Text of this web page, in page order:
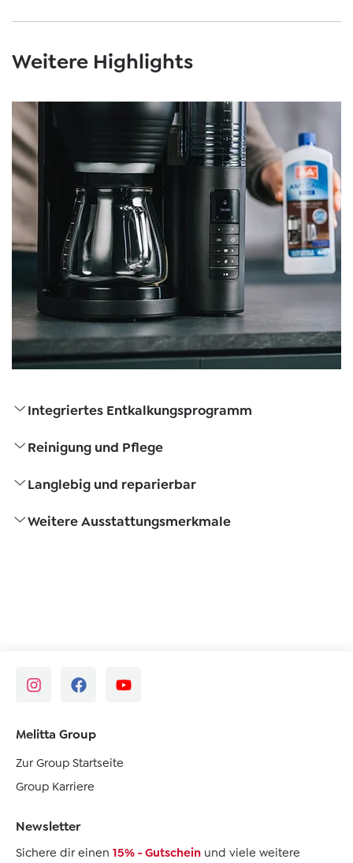
Weitere Highlights
Integriertes Entkalkungsprogramm
Reinigung und Pflege
Langlebig und reparierbar
Weitere Ausstattungsmerkmale
Melitta Group
Zur Group Startseite
Group Karriere
Newsletter
Sichere dir einen 15% - Gutschein und viele weitere